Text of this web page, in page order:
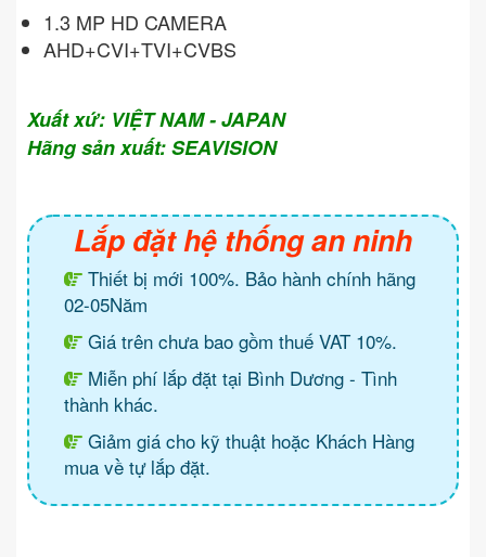
1.3 MP HD CAMERA
AHD+CVI+TVI+CVBS
Xuất xứ: VIỆT NAM - JAPAN
Hãng sản xuất: SEAVISION
Lắp đặt hệ thống an ninh
Thiết bị mới 100%. Bảo hành chính hãng
02-05Năm
Giá trên chưa bao gồm thuế VAT 10%.
Miễn phí lắp đặt tại Bình Dương - Tình
thành khác.
Giảm giá cho kỹ thuật hoặc Khách Hàng
mua về tự lắp đặt.